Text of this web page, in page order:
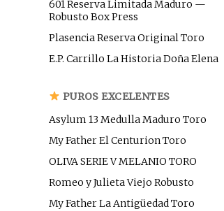
601 Reserva Limitada Maduro —
Robusto Box Press
Plasencia Reserva Original Toro
E.P. Carrillo La Historia Doña Elena
PUROS EXCELENTES
Asylum 13 Medulla Maduro Toro
My Father El Centurion Toro
OLIVA SERIE V MELANIO TORO
Romeo y Julieta Viejo Robusto
My Father La Antigüedad Toro